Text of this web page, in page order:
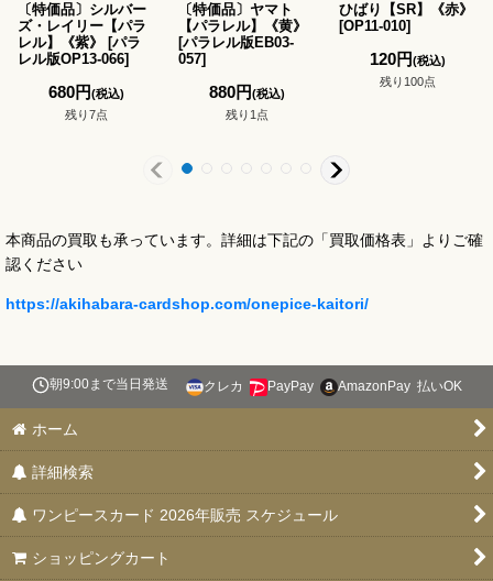
〔特価品〕シルバー
ズ・レイリー【パラ
レル】《紫》
[パラ
レル版OP13-066]
680円(税込)
残り7点
〔特価品〕ヤマト
【パラレル】《黄》
[パラレル版EB03-
057]
880円(税込)
残り1点
ひばり【SR】《赤》
[OP11-010]
120円(税込)
残り100点
本商品の買取も承っています。詳細は下記の「買取価格表」よりご確
認ください
https://akihabara-cardshop.com/onepice-kaitori/
朝9:00まで当日発送 クレカ PayPay AmazonPay 払いOK
ホーム
詳細検索
ワンピースカード 2026年販売 スケジュール
ショッピングカート